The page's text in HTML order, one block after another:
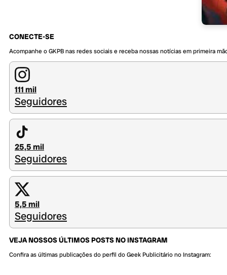
CONECTE-SE
Acompanhe o GKPB nas redes sociais e receba nossas notícias em primeira
111 mil
Seguidores
25,5 mil
Seguidores
5,5 mil
Seguidores
VEJA NOSSOS ÚLTIMOS POSTS NO INSTAGRAM
Confira as últimas publicações do perfil do Geek Publicitário no Instagram: